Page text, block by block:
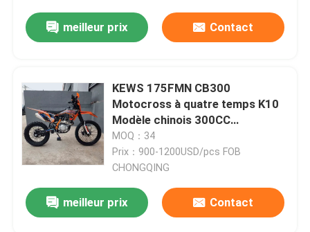
Blog
4 motos d'Enduro de course
meilleur prix Contact
KEWS 175FMN CB300
Motocross à quatre temps K10
Modèle chinois 300CC
Motocycle Motocycles
MOQ：34
Prix：900-1200USD/pcs FOB
CHONGQING
meilleur prix Contact